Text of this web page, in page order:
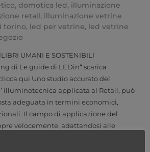
, domotica led, illuminazione
retail, illuminazione vetrine
torino, led per vetrine, led vetrine
UMANI E SOSTENIBILI
di Le guide di LEDin“ scarica
qui Uno studio accurato del
illuminotecnica applicata al Retail, può
adeguata in termini economici,
Il campo di applicazione del
velocemente, adattandosi alle